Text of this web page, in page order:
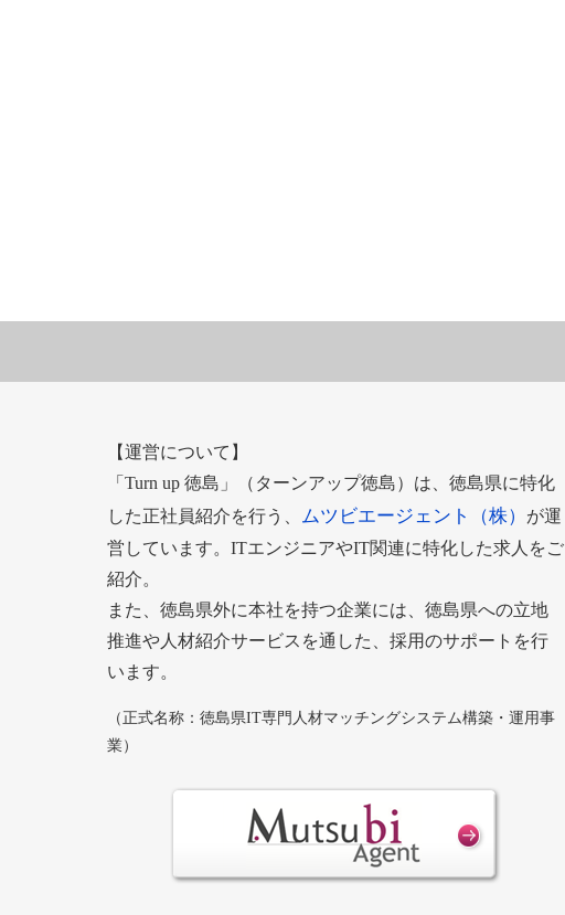
【運営について】
「Turn up 徳島」（ターンアップ徳島）は、徳島県に特化
した正社員紹介を行う、
ムツビエージェント（株）
が運
営しています。ITエンジニアやIT関連に特化した求人をご
紹介。
また、徳島県外に本社を持つ企業には、徳島県への立地
推進や人材紹介サービスを通した、採用のサポートを行
います。
（正式名称：徳島県IT専門人材マッチングシステム構築・運用事
業）